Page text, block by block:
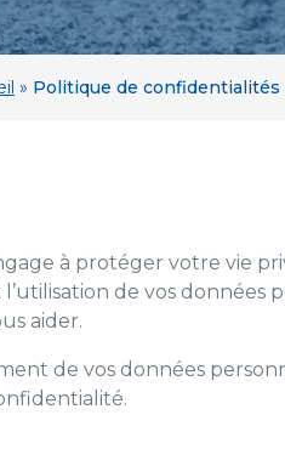
» Politique de confidentialités
à protéger votre vie
de vos données
aider.
de vos données